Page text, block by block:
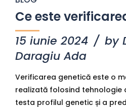
Ce este
15 iunie 2024
by
Daragiu Ada
Verificarea genetică este o
realizată folosind tehnologie
testa profilul genetic și a